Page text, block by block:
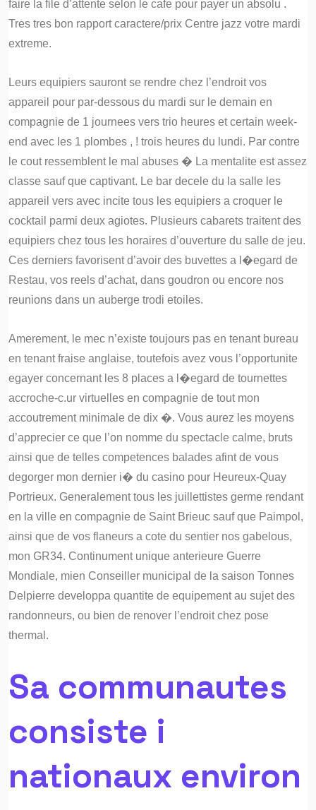
faire la file d’attente selon le cafe pour payer un absolu .
Tres tres bon rapport caractere/prix Centre jazz votre mardi
extreme.
Leurs equipiers sauront se rendre chez l’endroit vos
appareil pour par-dessous du mardi sur le demain en
compagnie de 1 journees vers trio heures et certain week-
end avec les 1 plombes , ! trois heures du lundi. Par contre
le cout ressemblent le mal abuses � La mentalite est assez
classe sauf que captivant. Le bar decele du la salle les
appareil vers avec incite tous les equipiers a croquer le
cocktail parmi deux agiotes. Plusieurs cabarets traitent des
equipiers chez tous les horaires d’ouverture du salle de jeu.
Ces derniers favorisent d’avoir des buvettes a l�egard de
Restau, vos reels d’achat, dans goudron ou encore nos
reunions dans un auberge trodi etoiles.
Amerement, le mec n’existe toujours pas en tenant bureau
en tenant fraise anglaise, toutefois avez vous l’opportunite
egayer concernant les 8 places a l�egard de tournettes
accroche-c.ur virtuelles en compagnie de tout mon
accoutrement minimale de dix �. Vous aurez les moyens
d’apprecier ce que l’on nomme du spectacle calme, bruts
ainsi que de telles competences balades afint de vous
degorger mon dernier i� du casino pour Heureux-Quay
Portrieux. Generalement tous les juillettistes germe rendant
en la ville en compagnie de Saint Brieuc sauf que Paimpol,
ainsi que de vos flaneurs a cote du sentier nos gabelous,
mon GR34. Continument unique anterieure Guerre
Mondiale, mien Conseiller municipal de la saison Tonnes
Delpierre developpa quantite de equipement au sujet des
randonneurs, ou bien de renover l’endroit chez pose
thermal.
Sa communautes
consiste i
nationaux environ